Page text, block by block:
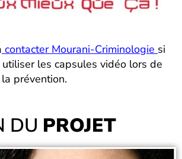
contacter Mourani-Criminologie si
les capsules vidéo lors de
prévention.
DU PROJET